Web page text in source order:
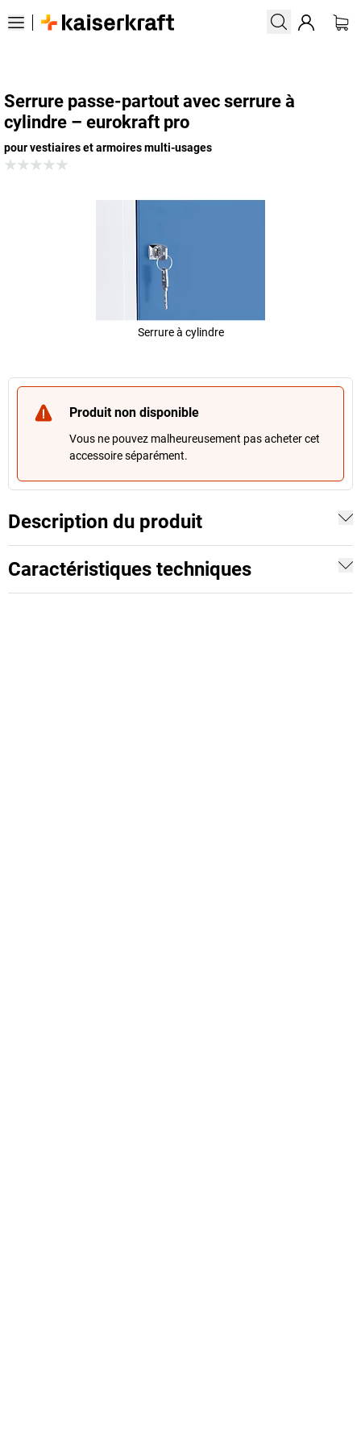
Serrure passe-partout avec serrure à
cylindre – eurokraft pro
pour vestiaires et armoires multi-usages
Serrure à cylindre
Produit non disponible
Vous ne pouvez malheureusement pas acheter cet
accessoire séparément.
Description du produit
Caractéristiques techniques